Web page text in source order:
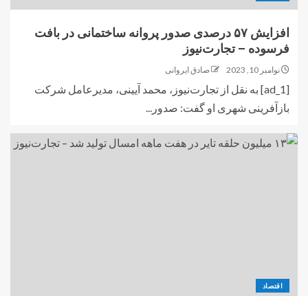
افزایش ۵۷ درصدی صدور پروانه ساختمانی در بافت
فرسوده – تجارت‌نیوز
نوامبر 10, 2023 صادق ایروانی
[ad_1] به نقل از تجارت‌نیوز، محمد آیینی، مدیرعامل شرکت
بازآفرینی شهری او گفت: صدور...
اقتصاد